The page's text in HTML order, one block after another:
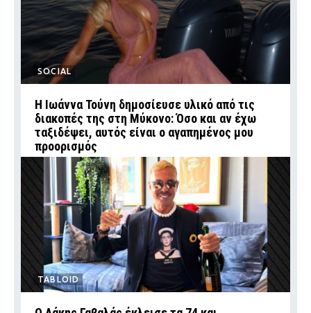
SOCIAL
Η Ιωάννα Τούνη δημοσίευσε υλικό από τις
διακοπές της στη Μύκονο: Όσο και αν έχω
ταξιδέψει, αυτός είναι ο αγαπημένος μου
προορισμός
TABLOID